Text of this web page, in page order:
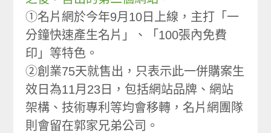
①名片網於今年9月10日上線，主打「一
分鐘快速產生名片」、「100張內免費
印」等特色。
②創業75天就售出，只表示此一併購案生
效日為11月23日，包括網站品牌、網站
架構、技術專利等均會移轉，名片網團隊
則會留在郭家兄弟公司。